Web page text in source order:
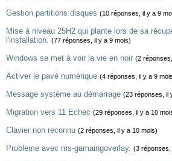
Gestion partitions disques (10 réponses, il y a 9
Mise à niveau 25H2 qui plante lors de sa
l'installation. (77 réponses, il y a 9 mois)
Windows se met à voir la vie en noir (2
Activer le pavé numérique (4 réponses, il y a 9
Message système au démarrage (23 réponses, il
Migration vers 11 Echec (29 réponses, il y a 10
Clavier non reconnu (2 réponses, il y a 10 mois)
Probleme avec ms-gamaingoverlay. (3 réponses,